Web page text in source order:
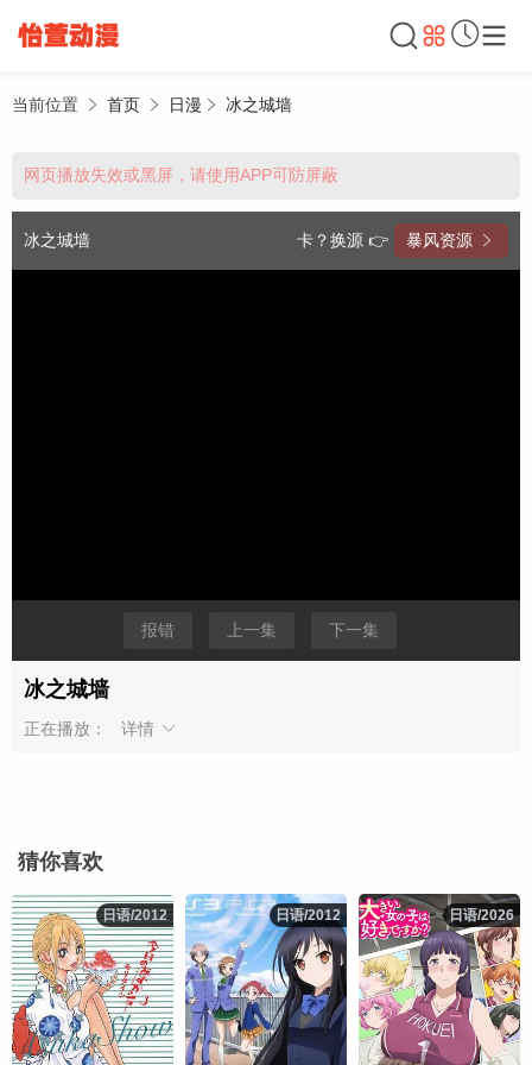
当前位置 首页 日漫 冰之城墙
网页播放失效或黑屏，请使用APP可防屏蔽
冰之城墙 卡？换源 👉 暴风资源
报错 上一集 下一集
冰之城墙
正在播放： 详情
猜你喜欢
日语/2012
日语/2012 日语/2012
日语/2012 日语/2026
日语/2026